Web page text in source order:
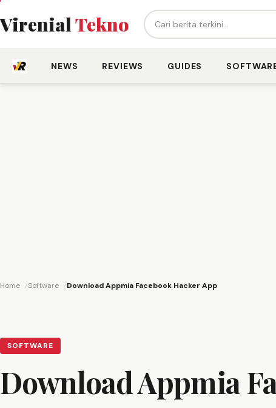
VirenialTekno Cari berita...
NEWS REVIEWS GUIDES
Home Software Download Appmia Facebook Hacker App
SOFTWARE
Download Appmia